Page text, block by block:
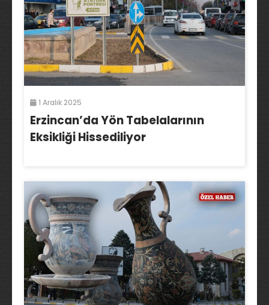
1 Aralık 2025
Erzincan’da Yön Tabelalarının
Eksikliği Hissediliyor